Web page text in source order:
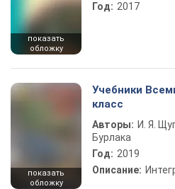
показать
обложку
Год: 2017
показать
обложку
Учебники
класс
Авторы: И. Я.
Бурлака
Год: 2019
Описание: